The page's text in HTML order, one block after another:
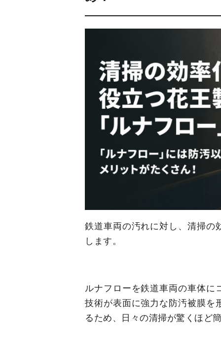
鉄道車両の汚れに対し、清掃の
します。
ルナフローを鉄道車両の車体に
技術が表面に強力な防汚被膜を
るため、日々の清掃が驚くほど